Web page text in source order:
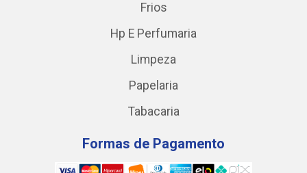
Frios
Hp E Perfumaria
Limpeza
Papelaria
Tabacaria
Formas de Pagamento